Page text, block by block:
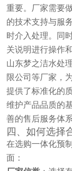
重要。厂家需要
的技术支持与服
时介入处理。同
关说明进行操作
山东梦之洁水处
限公司等厂家，
提供了标准化的
维护产品品质的
善的售后服务体系
四、如何选择
在选购一体化预
面：